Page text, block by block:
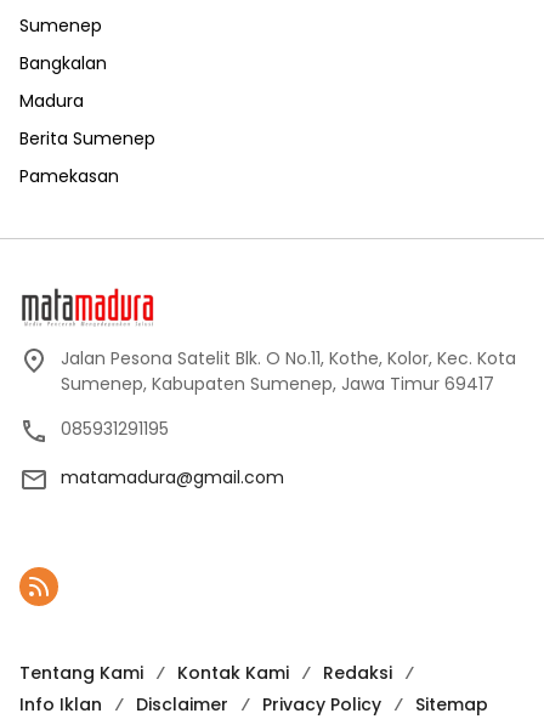
Sumenep
Bangkalan
Madura
Berita Sumenep
Pamekasan
Jalan Pesona Satelit Blk. O No.11, Kothe, Kolor, Kec. Kota
Sumenep, Kabupaten Sumenep, Jawa Timur 69417
085931291195
matamadura@gmail.com
Tentang Kami Kontak Kami
Redaksi
Info Iklan
Disclaimer Privacy Policy Sitemap